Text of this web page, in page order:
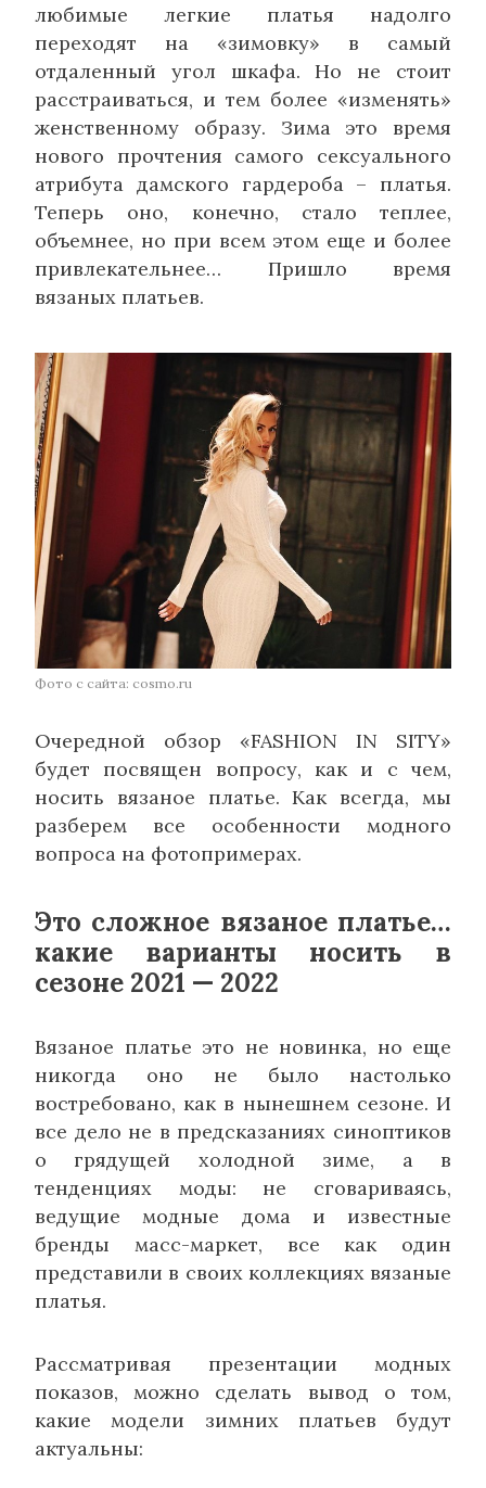
любимые легкие платья надолго
переходят на «зимовку» в самый
отдаленный угол шкафа. Но не стоит
расстраиваться, и тем более «изменять»
женственному образу. Зима это время
нового прочтения самого сексуального
атрибута дамского гардероба – платья.
Теперь оно, конечно, стало теплее,
объемнее, но при всем этом еще и более
привлекательнее… Пришло время
вязаных платьев.
Фото с сайта: cosmo.ru
Очередной обзор «FASHION IN SITY»
будет посвящен вопросу, как и с чем,
носить вязаное платье. Как всегда, мы
разберем все особенности модного
вопроса на фотопримерах.
Это сложное вязаное платье…
какие варианты носить в
сезоне 2021 — 2022
Вязаное платье это не новинка, но еще
никогда оно не было настолько
востребовано, как в нынешнем сезоне. И
все дело не в предсказаниях синоптиков
о грядущей холодной зиме, а в
тенденциях моды: не сговариваясь,
ведущие модные дома и известные
бренды масс-маркет, все как один
представили в своих коллекциях вязаные
платья.
Рассматривая презентации модных
показов, можно сделать вывод о том,
какие модели зимних платьев будут
актуальны: